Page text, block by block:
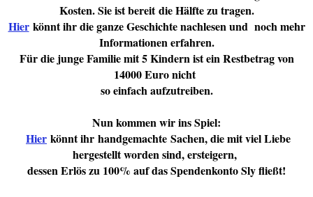
Kosten. Sie ist bereitdie Hälfte zu tragen.
Hierkönnt ihr die ganze Geschichte nachlesen und noch mehr
Informationen erfahren.
Für die junge Familie mit 5 Kindern ist ein Restbetrag von
14000 Euro nicht
so einfach aufzutreiben.
Nun kommen wir ins Spiel:
Hier könnt ihr handgemachte Sachen, die mit viel Liebe
hergestellt worden sind, ersteigern,
dessen Erlös zu 100% auf das Spendenkonto Sly fließt!